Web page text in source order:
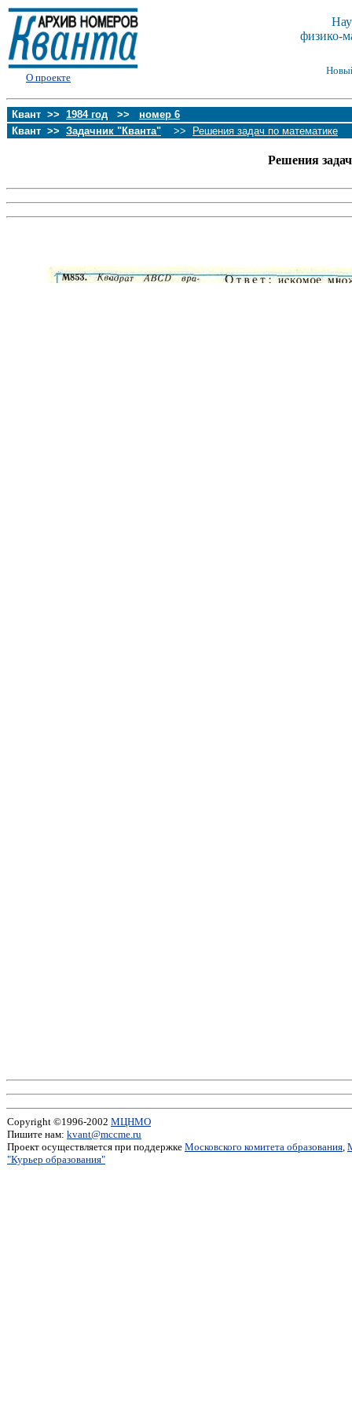
О проекте
физико-
Квант >> 1984 год >> номер 6
Квант >> Задачник "Кванта" >> Решения задач по математике
Решения
Copyright ©1996-2002 МЦНМО
Пишите нам: kvant@mccme.ru
Проект осуществляется при поддержке Московского комитета образования,
"Курьер образования"